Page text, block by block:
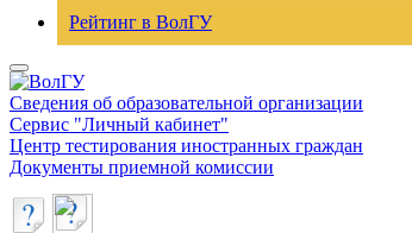
Рейтинг в ВолГУ
Сведения об образовательной организации
Сервис "Личный кабинет"
Центр тестирования иностранных граждан
Документы приемной комиссии